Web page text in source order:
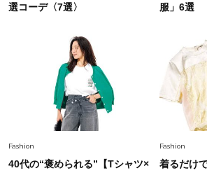
40代の夏通勤はこれ１着
Fashion
オシャレ40代の【ワンピ
旬着こなし3選。地味見え
選び」！
いめハーフパンツでモー
選コーデ〈7選〉
服」6選
Fashion
40代の“褒められる”【Tシャツ×
Fashion
着るだけ